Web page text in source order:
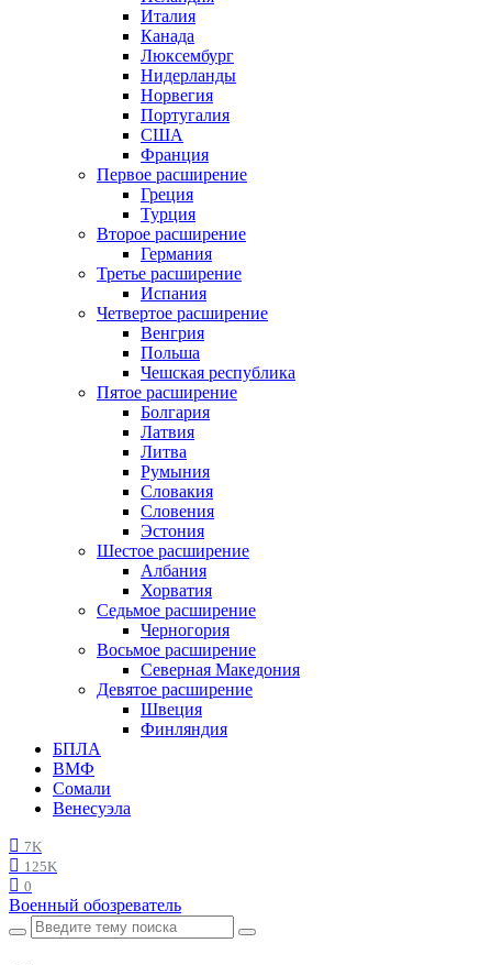
Италия
Канада
Люксембург
Нидерланды
Норвегия
Португалия
США
Франция
Первое расширение
Греция
Турция
Второе расширение
Германия
Третье расширение
Испания
Четвертое расширение
Венгрия
Польша
Чешская республика
Пятое расширение
Болгария
Латвия
Литва
Румыния
Словакия
Словения
Эстония
Шестое расширение
Албания
Хорватия
Седьмое расширение
Черногория
Восьмое расширение
Северная Македония
Девятое расширение
Швеция
Финляндия
БПЛА
ВМФ
Сомали
Венесуэла
7K
125K
0
Военный обозреватель